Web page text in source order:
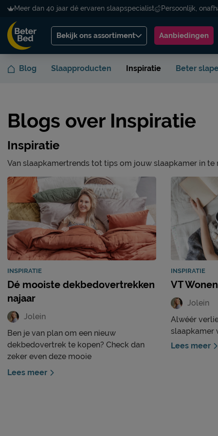
Meer dan 40 jaar dé ervaren slaapspecialist Persoonlijk,
Bekijk ons assortiment Aanbiedingen
Blog Slaapproducten Inspiratie Beter
Blogs over Inspiratie
Inspiratie
Van slaapkamertrends tot tips om jouw slaapkamer in te
INSPIRATIE
Dé mooiste dekbedovertrekken
najaar
Jolein
Ben je van plan om een nieuw
dekbedovertrek te kopen? Check dan
zeker even deze mooie
dekbedovertrekken uit onze
Lees meer
INSPIRATIE
VT
Jolein
Alwéér
slaapkamer
Lees meer